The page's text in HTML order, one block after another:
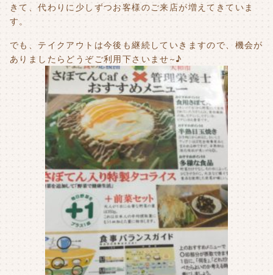
きて、代わりに少しずつお客様のご来店が増えてきていま
す。
でも、テイクアウトは今後も継続していきますので、機会が
ありましたらどうぞご利用下さいませ~♪